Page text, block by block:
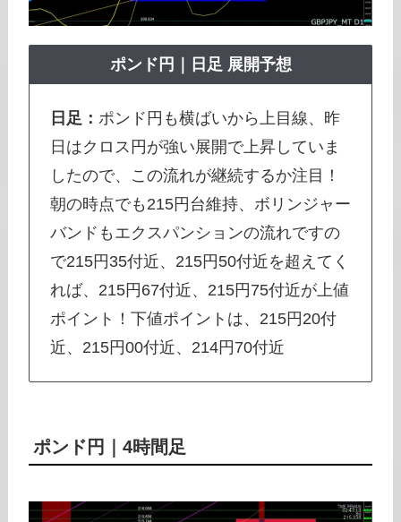
ポンド円 ｜日足 展開予想
日足： ポンド円も横ばいから上目線、昨
日はクロス円が強い展開で上昇していま
したので、この流れが継続するか注目！
朝の時点でも215円台維持、ボリンジャー
バンドもエクスパンションの流れですの
で215円35付近、215円50付近を超えてく
れば、215円67付近、215円75付近が上値
ポイント！下値ポイントは、215円20付
近、215円00付近、214円70付近
ポンド円 ｜4時間足